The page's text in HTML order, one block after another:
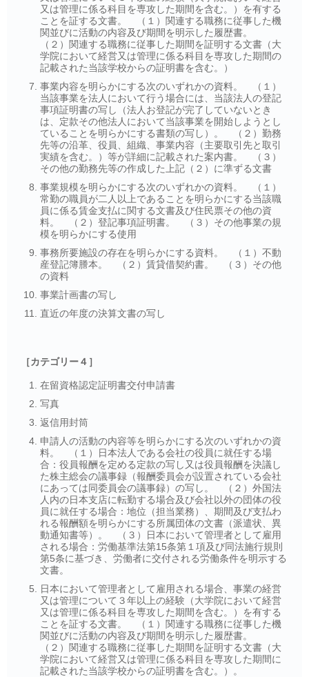
又は管理に係る科目を専攻した期間を含む。）を有する
ことを証する文書。
（１）関連する職務に従事した機
関並びに活動の内容及び期間を明示した履歴書。
（２）関連する職務に従事した期間を証明する文書 （大
学院において経営又は管理に係る科目を専攻した期間の
記載された当該学校からの証明書を含む。）
事業内容を明らかにする次のいずれかの資料。 （１）
当該事業を法人において行う場合には、当該法人の登記
事項証明書の写し（法人お登記が完了していないとき
は、定款その他法人において当該事業を開始しようとし
ていることを明らかにする書類の写し）。 （２）勤務
先等の沿革、役員、組織、事業内容（主要取引先と取引
実績を含む。）等が詳細に記載された案内書。 （３）
その他の勤務先等の作成した上記（２）に準ずる文書
事業規模を明らかにする次のいずれかの資料。 （１）
常勤の職員が二人以上であることを明らかにする当該職
員に係る賃金支払に関する文書及び住民票その他の資
料。 （２）登記事項証明書。 （３）その他事業の規
模を明らかにする使用
事務所要施設の存在を明らかにする資料。 （１）不動
産登記簿謄本。 （２）賃貸借契約書。 （３）その他
の資料
事業計画書の写し
直近の年度の決算文書の写し
［カテゴリー４］
在留資格認定証明書交付申請書
写真
返信用封筒
申請人の活動の内容等を明らかにする次のいずれかの資
料。 （１）日本法人である会社の役員に就任する場
合：役員報酬を定める定款の写し又は役員報酬を決議し
た株主総会の議事録（報酬委員会が設置されている会社
にあっては同委員会の議事録）の写し。 （２）外国法
人内の日本支店に転勤する場合及び会社以外の団体の役
員に就任する場合：地位（担当業務）、期間及び支払わ
れる報酬額を明らかにする所属団体の文書（派遣状、異
動通知書等）。 （３）日本において管理者として雇用
される場合：労働基準法第15条第１項及び同法施行規則
第5条に基づき、労働者に交付される労働条件を明示する
文書。
日本において管理者として雇用される場合、事業の経営
又は管理について３年以上の経験（大学院において経営
又は管理に係る科目を専攻した期間を含む。）を有する
ことを証する文書。 （１）関連する職務に従事した機
関並びに活動の内容及び期間を明示した履歴書。
（２）関連する職務に従事した期間を証明する文書 （大
学院において経営又は管理に係る科目を専攻した期間に
記載された当該学校からの証明書を含む。）。